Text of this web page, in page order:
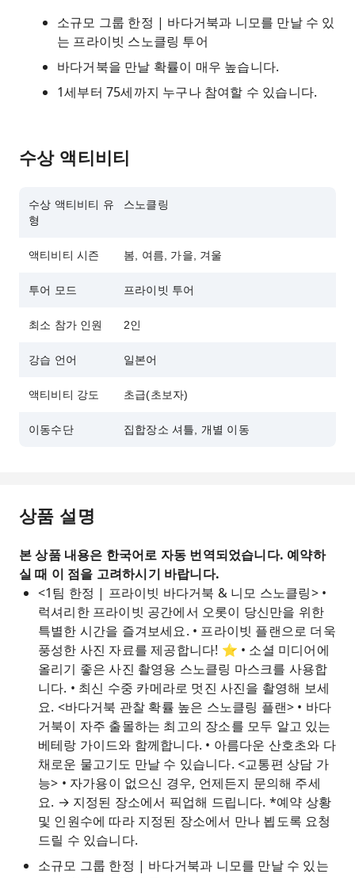
소규모 그룹 한정 | 바다거북과 니모를 만날 수 있
는 프라이빗 스노클링 투어
바다거북을 만날 확률이 매우 높습니다.
1세부터 75세까지 누구나 참여할 수 있습니다.
수상 액티비티
수상 액티비티 유
형
스노클링
액티비티 시즌 봄, 여름, 가을, 겨울
투어 모드 프라이빗 투어
최소 참가 인원 2인
강습 언어 일본어
액티비티 강도 초급(초보자)
이동수단 집합장소 셔틀, 개별 이동
상품 설명
본 상품 내용은 한국어로 자동 번역되었습니다. 예약하
실 때 이 점을 고려하시기 바랍니다.
<1팀 한정 | 프라이빗 바다거북 & 니모 스노클링> •
럭셔리한 프라이빗 공간에서 오롯이 당신만을 위한
특별한 시간을 즐겨보세요. • 프라이빗 플랜으로 더욱
풍성한 사진 자료를 제공합니다! ⭐ • 소셜 미디어에
올리기 좋은 사진 촬영용 스노클링 마스크를 사용합
니다. • 최신 수중 카메라로 멋진 사진을 촬영해 보세
요. <바다거북 관찰 확률 높은 스노클링 플랜> • 바다
거북이 자주 출몰하는 최고의 장소를 모두 알고 있는
베테랑 가이드와 함께합니다. • 아름다운 산호초와 다
채로운 물고기도 만날 수 있습니다. <교통편 상담 가
능> • 자가용이 없으신 경우, 언제든지 문의해 주세
요. → 지정된 장소에서 픽업해 드립니다. *예약 상황
및 인원수에 따라 지정된 장소에서 만나 뵙도록 요청
드릴 수 있습니다.
소규모 그룹 한정 | 바다거북과 니모를 만날 수 있는